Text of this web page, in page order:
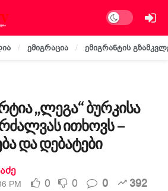
Dark mode
ემიგრაცია ემიგრანტის
„ლეგა“ ბურკისა
ითხოვს –
და დებატები
PM 0 0 0 392